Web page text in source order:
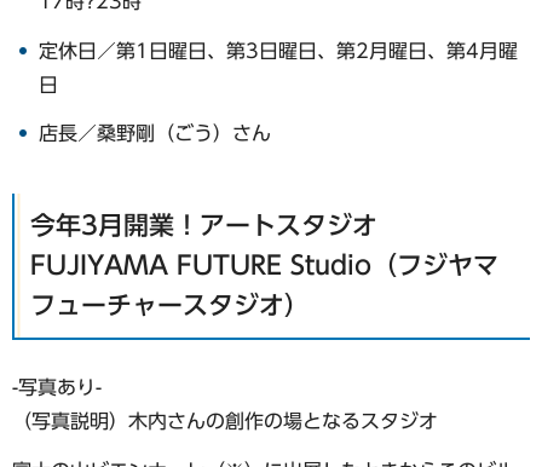
定休日／第1日曜日、第3日曜日、第2月曜日、第4月曜
日
店長／桑野剛（ごう）さん
今年3月開業！アートスタジオ
FUJIYAMA FUTURE Studio（フジヤマ
フューチャースタジオ）
-写真あり-
（写真説明）木内さんの創作の場となるスタジオ